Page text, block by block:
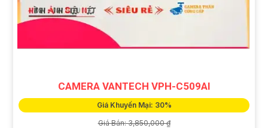
CAMERA VANTECH VPH-C509AI
Giá Khuyến Mại: 30%
Giá Bán: 3,850,000 ₫